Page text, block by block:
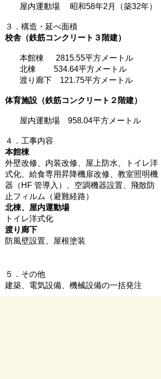
屋内運動場 昭和58年2月（築32年）
３．構造・延べ面積
校舎（鉄筋コンクリート３階建）
本館棟 2815.55平方メートル
北棟 534.64平方メートル
渡り廊下 121.75平方メートル
体育施設（鉄筋コンクリート２階建）
屋内運動場 958.04平方メートル
４．工事内容
本館棟
外壁改修、内装改修、屋上防水、トイレ洋
式化、給食専用昇降機扉改修、教室照明機
器（HF 管導入）、空調機器設置、飛散防
止フィルム（避難経路）
北棟、屋内運動場
トイレ洋式化
渡り廊下
防風壁設置、屋根塗装
５．その他
建築、電気設備、機械設備の一括発注